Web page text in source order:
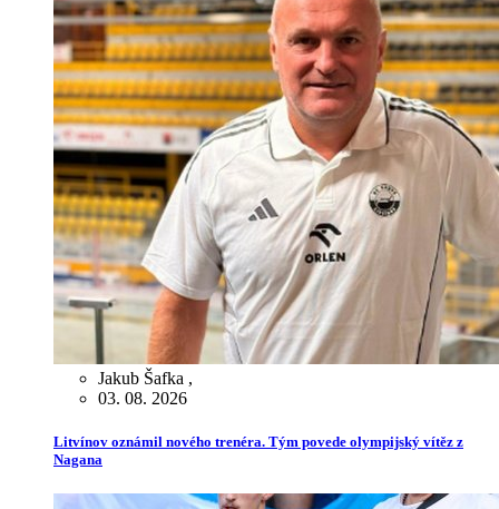
Jakub Šafka ,
03. 08. 2026
Litvínov oznámil nového trenéra. Tým povede olympijský vítěz z
Nagana